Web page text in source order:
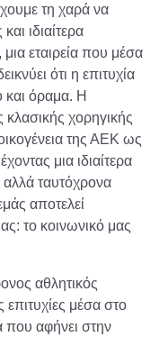
τη χαρά να
ιδιαίτερα
εταιρεία που μέσα
ότι η επιτυχία
και όραμα. Η
κλασικής χορηγικής
της ΑΕΚ ως
μια ιδιαίτερα
ταυτόχρονα
αποτελεί
το κοινωνικό μας
αθλητικός
επιτυχίες μέσα στο
αφήνει στην